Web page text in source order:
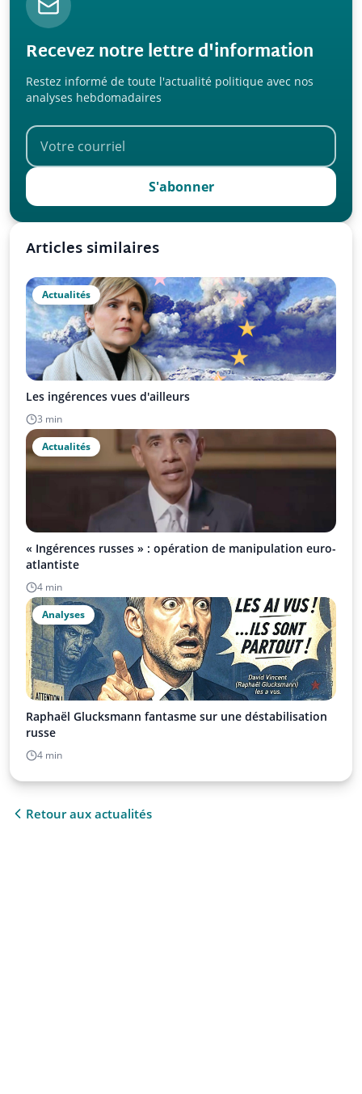
Recevez notre lettre d'information
Restez informé de toute l'actualité politique avec nos
analyses hebdomadaires
S'abonner
Articles similaires
Actualités
Les ingérences vues d'ailleurs
3 min
Actualités
« Ingérences russes » : opération de manipulation euro-
atlantiste
4 min
Analyses
Raphaël Glucksmann fantasme sur une déstabilisation
russe
4 min
Retour aux actualités